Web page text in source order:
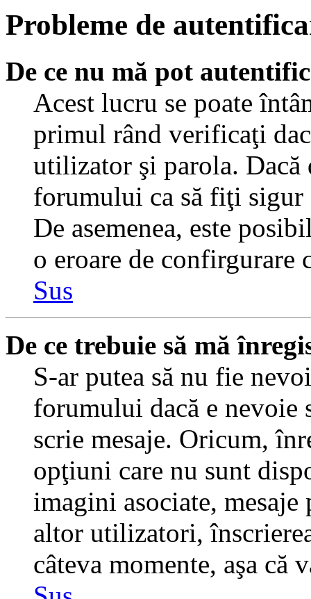
Probleme de
De ce nu mă pot
Acest lucru se poate
primul rând verificaţi
utilizator şi parola. Dacă
forumului ca să fiţi
De asemenea, este
o eroare de confirgurare
Sus
De ce trebuie să mă
S-ar putea să nu fie
forumului dacă e nevoie
scrie mesaje. Oricum,
opţiuni care nu sunt
imagini asociate,
altor utilizatori,
câteva momente, aşa că